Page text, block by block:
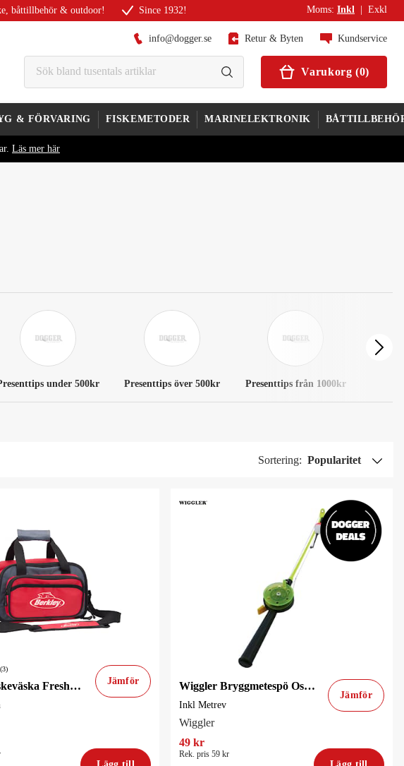
båttillbehör & outdoor! Since 1932! Moms: Inkl Exkl
info@dogger.se Retur & Byten Kundservice
Varukorg (0)
& FÖRVARING FISKEMETODER MARINELEKTRONIK
Läs mer här
under 500kr Presenttips över 500kr Presenttips från 1000kr
Sortering: Popularitet
Berkley Fiskeväska Freshwater med två 3500-askar Jämför Wiggler Bryggmetespö Oscar Inkl Metrev Metspö
Inkl Metrev
Wiggler
Jämför
49 kr
Rek. pris 59 kr